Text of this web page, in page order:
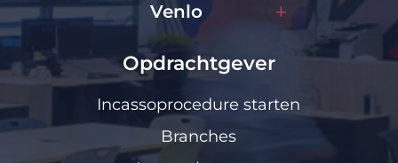
Venlo
Opdrachtgever
Incassoprocedure starten
Branches